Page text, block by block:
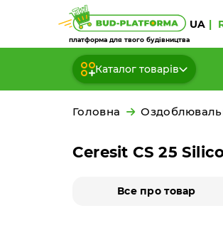
платформа для твого будівництва
UA
Каталог товарів
Головна
Ceresit CS 25
Все про товар